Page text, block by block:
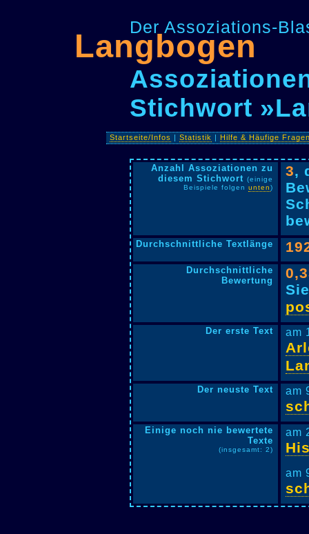
Der Assoziations-
Langbogen
Stichwort
Startseite/Infos |Statistik |Hilfe & Häufige
Anzahl Assoziationen zu
diesem Stichwort (einige
Beispiele folgen unten)
3,
Durchschnittliche Textlänge
Durchschnittliche
Bewertung
Der erste Text am
Der neuste Text am
Einige noch nie bewertete
Texte
(insgesamt: 2)
am
am